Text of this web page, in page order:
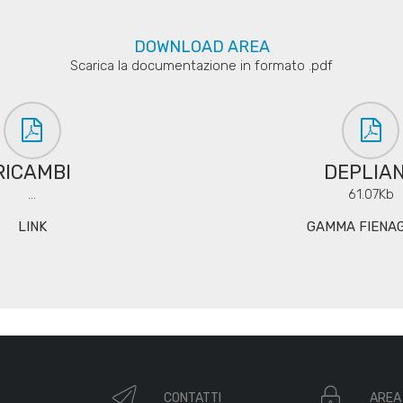
DOWNLOAD AREA
Scarica la documentazione in formato .pdf
...
LINK
61.07Kb
GAMMA
CONTATTI